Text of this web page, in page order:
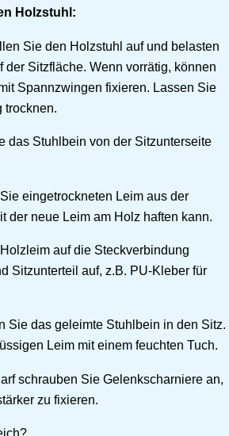
Holzstuhl:
Sie den Holzstuhl auf und belasten
der Sitzfläche. Wenn vorrätig, können
Spannzwingen fixieren. Lassen Sie
trocknen.
das Stuhlbein von der Sitzunterseite
eingetrockneten Leim aus der
der neue Leim am Holz haften kann.
auf die Steckverbindung
Sitzunterteil auf, z.B. PU-Kleber für
Sie das geleimte Stuhlbein in den Sitz.
Leim mit einem feuchten Tuch.
schrauben Sie Gelenkscharniere an,
zu fixieren.